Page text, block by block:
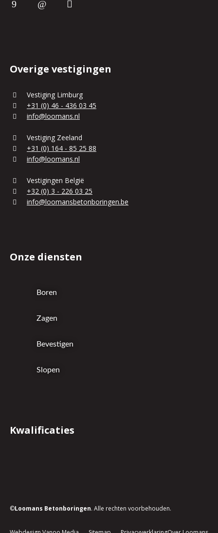
Overige vestigingen
Vestiging Limburg
+31 (0) 46 - 436 03 45
info@loomans.nl
Vestiging Zeeland
+31 (0) 164 - 85 25 88
info@loomans.nl
Vestigingen België
+32 (0) 3 - 226 03 25
info@loomansbetonboringen.be
Onze diensten
Boren
Zagen
Bevestigen
Slopen
Kwalificaties
©Loomans Betonboringen. Alle rechten voorbehouden.